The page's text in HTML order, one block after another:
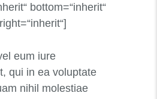
bottom=“inherit“
eum iure
qui in ea voluptate
nihil molestiae